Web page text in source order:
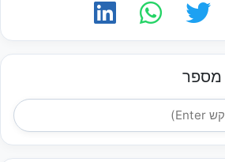
מספר